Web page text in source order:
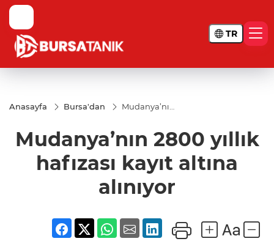
TR
Anasayfa Bursa'dan
Mudanya’nın
altına
alınıyor
Mudanya’nın 2800 yıllık
hafızası kayıt altına
alınıyor